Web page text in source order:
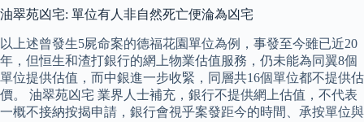
油翠苑凶宅: 單位有人非自然死亡便淪為凶宅
以上述曾發生5屍命案的德福花園單位為例，事發至今雖已近20
年，但恒生和渣打銀行的網上物業估值服務，仍未能為同翼8個
單位提供估值，而中銀進一步收緊，同層共16個單位都不提供估
價。 油翠苑凶宅 業界人士補充，銀行不提供網上估值，不代表
一概不接納按揭申請，銀行會視乎案發距今的時間、承按單位與